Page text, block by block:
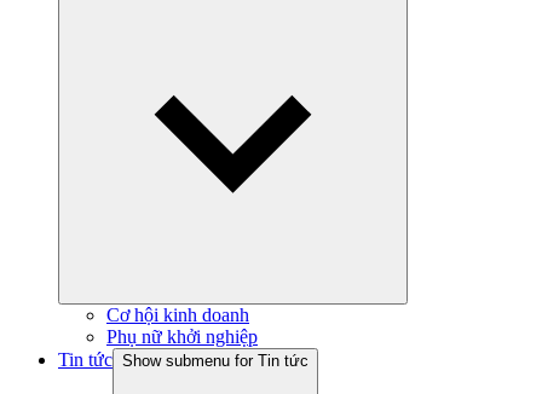
Cơ hội kinh doanh
Phụ nữ khởi nghiệp
Tin tức Show submenu for Tin tức